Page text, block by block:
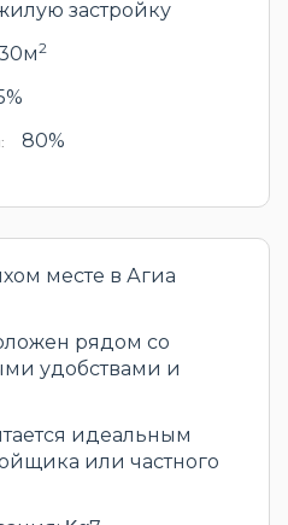
застройку
2
80%
месте в Агиа
рядом со
удобствами и
идеальным
или частного